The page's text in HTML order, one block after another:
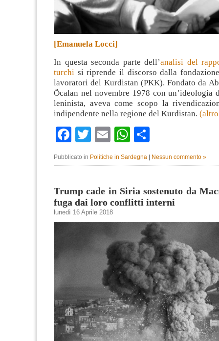
[Emanuela Locci]
In questa seconda parte dell’analisi del
turchi si riprende il discorso dalla
lavoratori del Kurdistan (PKK). Fondato da
Öcalan nel novembre 1978 con un’ideologia
leninista, aveva come scopo la
indipendente nella regione del Kurdistan.
Facebook
Twitter
EmailWhatsApp
Pubblicato in Politiche in Sardegna | Nessun commento »
Trump cade in Siria sostenuto da
fuga dai loro conflitti interni
lunedì 16 Aprile 2018